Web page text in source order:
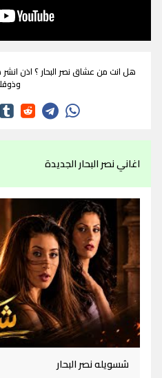
هل انت من عشاق نصر البحار ؟ اذن
اغاني نصر البحار الجديدة
شسويله نصر البحار